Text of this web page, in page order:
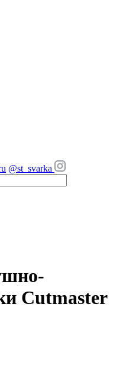
@st_svarka
Cutmaster